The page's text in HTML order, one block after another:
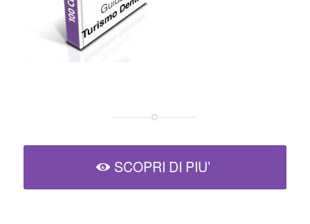
SCOPRI DI PIU’